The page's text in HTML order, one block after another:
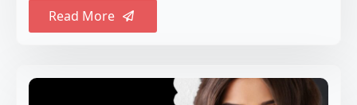
Read More